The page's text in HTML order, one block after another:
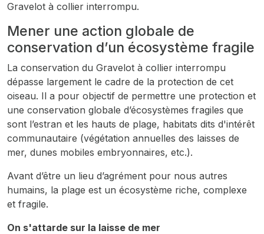
Gravelot à collier interrompu.
Mener une action globale de
conservation d’un écosystème fragile
La conservation du Gravelot à collier interrompu
dépasse largement le cadre de la protection de cet
oiseau. Il a pour objectif de permettre une protection et
une conservation globale d’écosystèmes fragiles que
sont l’estran et les hauts de plage, habitats dits d'intérêt
communautaire (végétation annuelles des laisses de
mer, dunes mobiles embryonnaires, etc.).
Avant d’être un lieu d’agrément pour nous autres
humains, la plage est un écosystème riche, complexe
et fragile.
On s'attarde sur la laisse de mer